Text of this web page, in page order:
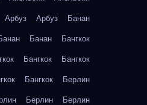
Арбуз Арбуз Банан
Банан Бангкок
Бангкок Бангкок
Бангкок Берлин
Берлин Берлин